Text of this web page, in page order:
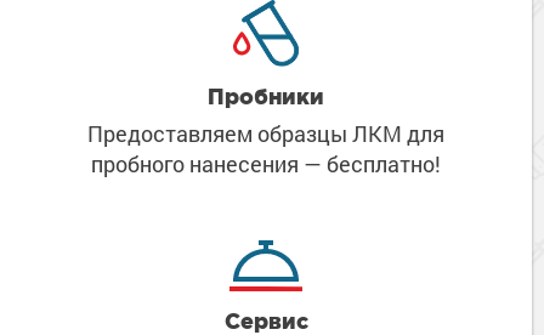
Пробники
Предоставляем образцы ЛКМ для
пробного нанесения — бесплатно!
Сервис